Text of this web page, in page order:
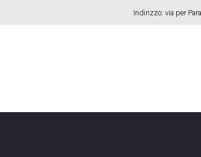
Indirizzo: via per